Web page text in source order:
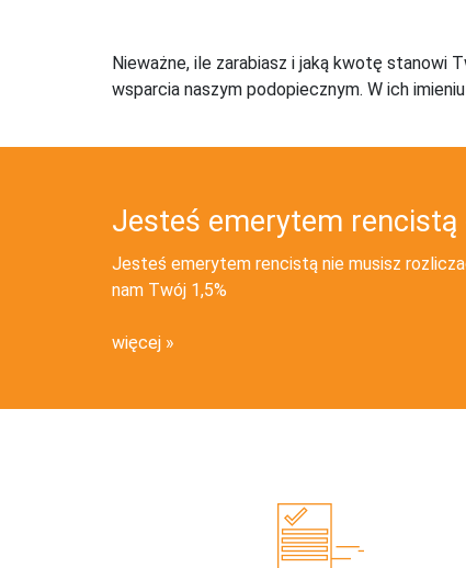
Nieważne, ile zarabiasz i jaką kwotę stanowi
wsparcia naszym podopiecznym. W ich
Jesteś emerytem rencistą
Jesteś emerytem rencistą nie musisz
nam Twój 1,5%
więcej